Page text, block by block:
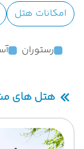
امکانات هتل
رستوران
هتل های